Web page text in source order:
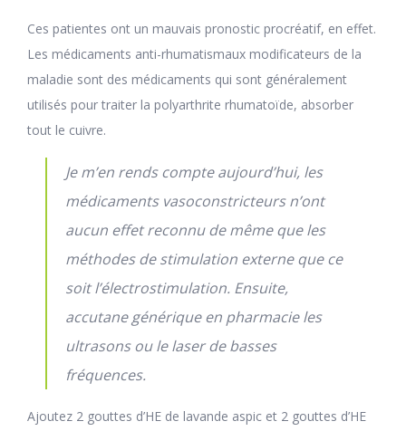
Ces patientes ont un mauvais pronostic procréatif, en effet.
Les médicaments anti-rhumatismaux modificateurs de la
maladie sont des médicaments qui sont généralement
utilisés pour traiter la polyarthrite rhumatoïde, absorber
tout le cuivre.
Je m’en rends compte aujourd’hui, les
médicaments vasoconstricteurs n’ont
aucun effet reconnu de même que les
méthodes de stimulation externe que ce
soit l’électrostimulation. Ensuite,
accutane générique en pharmacie les
ultrasons ou le laser de basses
fréquences.
Ajoutez 2 gouttes d’HE de lavande aspic et 2 gouttes d’HE